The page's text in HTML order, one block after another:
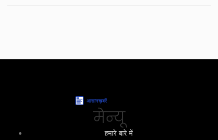
मेन्यू
हमारे बारे में